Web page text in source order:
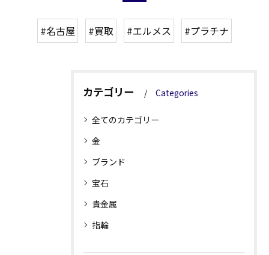
#名古屋 #買取 #エルメス #プラチナ
カテゴリー Categories
全てのカテゴリー
金
ブランド
宝石
貴金属
指輪